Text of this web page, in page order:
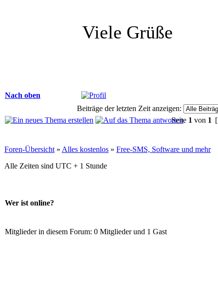
Viele Grüße
Nach oben
Beiträge der letzten Zeit anzeigen:
Seite 1 von 1
Foren-Übersicht » Alles kostenlos » Free-SMS, Software und mehr
Alle Zeiten sind UTC + 1 Stunde
Wer ist online?
Mitglieder in diesem Forum: 0 Mitglieder und 1 Gast